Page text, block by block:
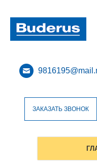
ЗАКАЗАТЬ ЗВОНОК